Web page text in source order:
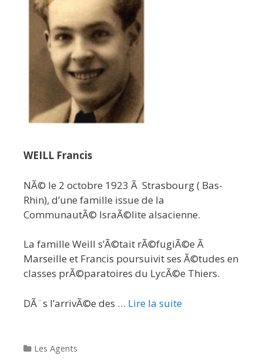
WEILL Francis
NÃ© le 2 octobre 1923 Ã Strasbourg ( Bas-
Rhin), d’une famille issue de la
CommunautÃ© IsraÃ©lite alsacienne.
La famille Weill s’Ã©tait rÃ©fugiÃ©e Ã
Marseille et Francis poursuivit ses Ã©tudes en
classes prÃ©paratoires du LycÃ©e Thiers.
DÃ¨s l’arrivÃ©e des … Lire la suite
Categories
Les Agents